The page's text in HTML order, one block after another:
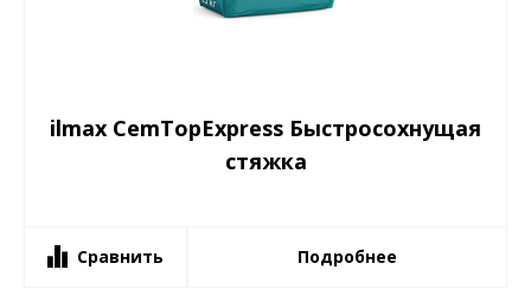
ilmax CemTopExpress Быстросохнущая
стяжка
Сравнить Подробнее